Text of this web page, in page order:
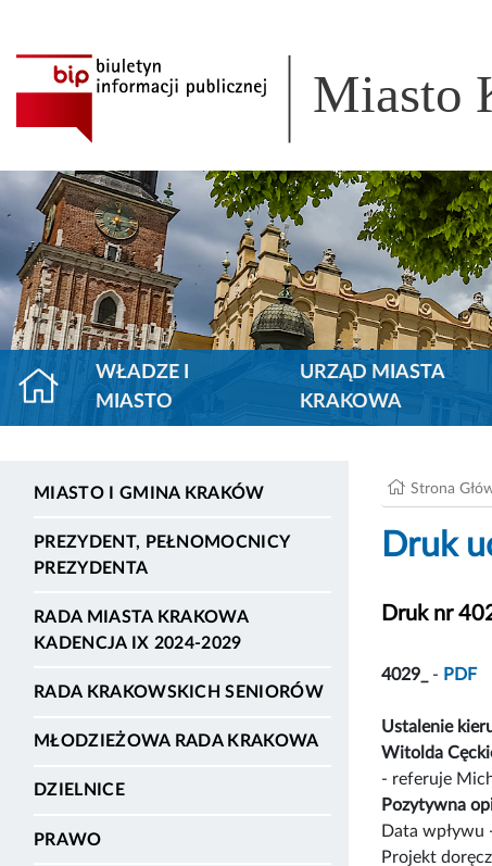
Miasto
WŁADZE I
MIASTO
URZĄD MIASTA
KRAKOWA
MIASTO I GMINA KRAKÓW
PREZYDENT, PEŁNOMOCNICY
PREZYDENTA
RADA MIASTA KRAKOWA
KADENCJA IX 2024-2029
RADA KRAKOWSKICH SENIORÓW
MŁODZIEŻOWA RADA KRAKOWA
DZIELNICE
PRAWO
Strona
Druk
Druk nr
4029_ - PDF
Ustalenie
Witolda
- referuje
Pozytywna
Data wpływu
Projekt